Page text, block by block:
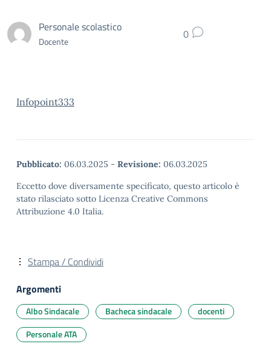
Personale scolastico
Docente 0
Infopoint333
Pubblicato: 06.03.2025 - Revisione: 06.03.2025
Eccetto dove diversamente specificato, questo articolo è
stato rilasciato sotto Licenza Creative Commons
Attribuzione 4.0 Italia.
Stampa / Condividi
Argomenti
Albo Sindacale Bacheca sindacale
docenti
Personale ATA